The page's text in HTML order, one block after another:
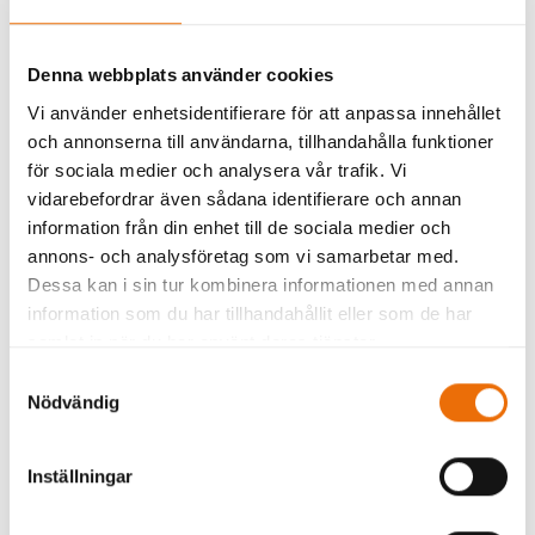
Denna webbplats använder cookies
Vi använder enhetsidentifierare för att anpassa innehållet
och annonserna till användarna, tillhandahålla funktioner
för sociala medier och analysera vår trafik. Vi
vidarebefordrar även sådana identifierare och annan
information från din enhet till de sociala medier och
annons- och analysföretag som vi samarbetar med.
Dessa kan i sin tur kombinera informationen med annan
information som du har tillhandahållit eller som de har
Nödvändig
Inställningar
Hemvärnet har fått en rejäl förmågehöjning
tillväxten fortsätter, menade Swaan Wrede.
Huvuduppgiften är skydd och bevakning och i
fredstid stöttar Hemvärnet samhället. Men i
krigstid är det militära uppgifter som är
huvuduppgifter. Därför uppmanade hon civila
myndigheter och organisationer att själva
identifiera vad som är skyddsvärt och planera sina
övningar, vidareutveckling av utbildningssystemet
samt utveckling av totalförsvaret och den civila